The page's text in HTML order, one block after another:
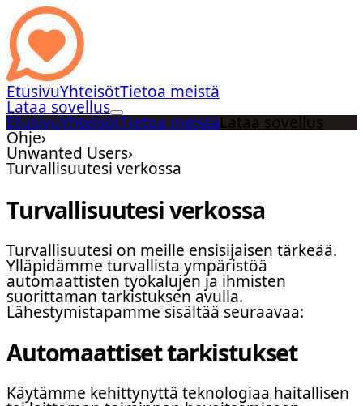
EtusivuYhteisötTietoa meistä
Lataa sovellus
EtusivuYhteisötTietoa meistäLataa sovellus
Ohje›
Unwanted Users›
Turvallisuutesi verkossa
Turvallisuutesi verkossa
Turvallisuutesi on meille ensisijaisen tärkeää.
Ylläpidämme turvallista ympäristöä
automaattisten työkalujen ja ihmisten
suorittaman tarkistuksen avulla.
Lähestymistapamme sisältää seuraavaa:
Automaattiset tarkistukset
Käytämme kehittynyttä teknologiaa haitallisen